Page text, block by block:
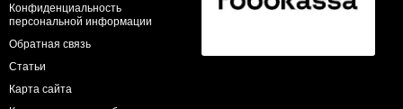
Конфиденциальность
персональной информации
Обратная связь
Статьи
Карта сайта